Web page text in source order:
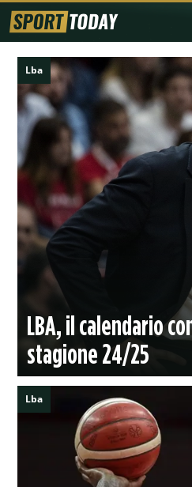
Lba
LBA, il calendario
stagione 24/25
Lba